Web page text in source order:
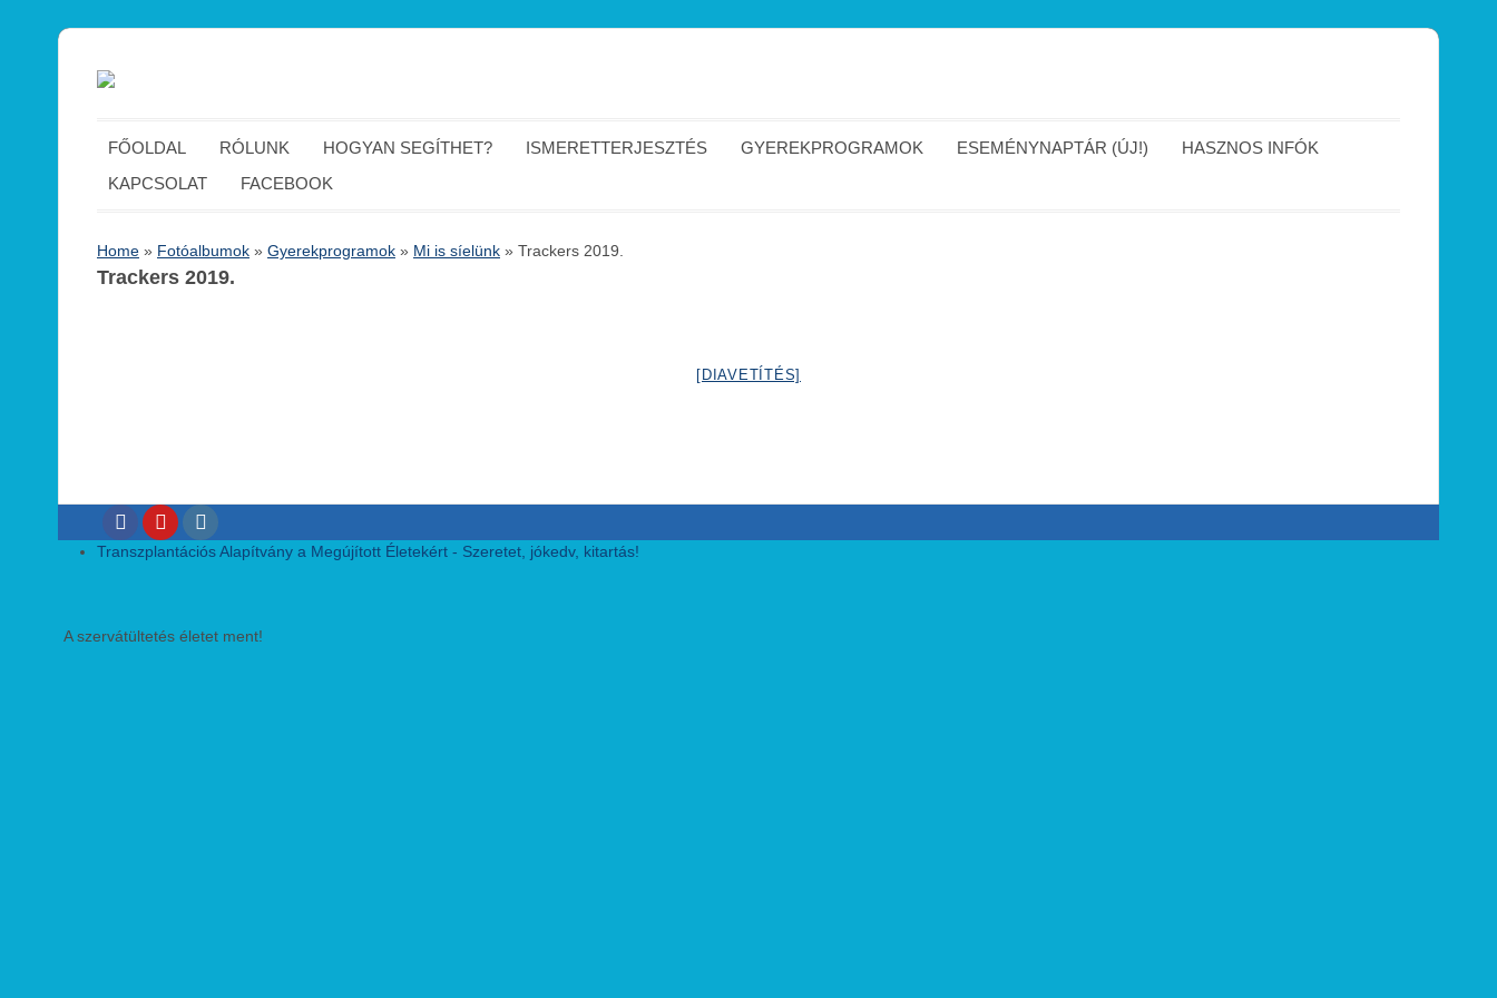
FŐOLDAL RÓLUNK HOGYAN SEGÍTHET? ISMERETTERJESZTÉS GYEREKPROGRAMOK ESEMÉNYNAPTÁR (ÚJ!)
HASZNOS INFÓK
KAPCSOLAT
FACEBOOK
Home » Fotóalbumok » Gyerekprogramok » Mi is síelünk » Trackers 2019.
Trackers 2019.
[DIAVETÍTÉS]
Transzplantációs Alapítvány a Megújított Életekért - Szeretet, jókedv, kitartás!
A szervátültetés életet ment!